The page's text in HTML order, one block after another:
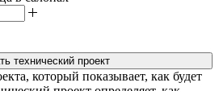
технический проект
который показывает, как будет